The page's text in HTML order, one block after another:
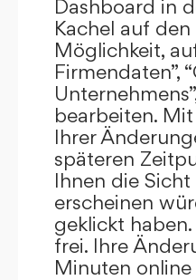
Dashboard in
Kachel auf
Möglichkeit,
Firmendaten”,
bearbeiten.
Ihrer
späteren
Ihnen die
erscheinen
geklickt
frei. Ihre
Minuten